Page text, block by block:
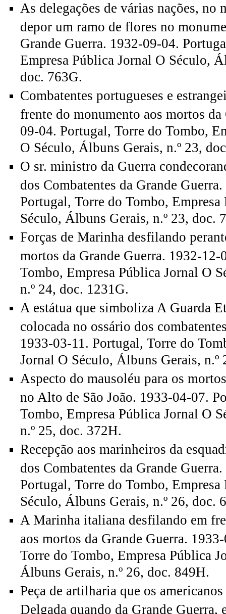
As delegações de várias nações, no
depor um ramo de flores no
Grande Guerra. 1932-09-04.
Empresa Pública Jornal O Século,
doc. 763G.
Combatentes portugueses e
frente do monumento aos mortos
09-04. Portugal, Torre do Tombo,
O Século, Álbuns Gerais, n.º 23,
O sr. ministro da Guerra
dos Combatentes da Grande
Portugal, Torre do Tombo,
Século, Álbuns Gerais, n.º 23, doc.
Forças de Marinha desfilando
mortos da Grande Guerra. 1932-
Tombo, Empresa Pública Jornal O
n.º 24, doc. 1231G.
A estátua que simboliza A Guarda
colocada no ossário dos
1933-03-11. Portugal, Torre do
Jornal O Século, Álbuns Gerais, n.º
Aspecto do mausoléu para os
no Alto de São João. 1933-04-07.
Tombo, Empresa Pública Jornal O
n.º 25, doc. 372H.
Recepção aos marinheiros da
dos Combatentes da Grande
Portugal, Torre do Tombo,
Século, Álbuns Gerais, n.º 26, doc.
A Marinha italiana desfilando em
aos mortos da Grande Guerra.
Torre do Tombo, Empresa Pública
Álbuns Gerais, n.º 26, doc. 849H.
Peça de artilharia que os
Delgada quando da Grande Guerra,